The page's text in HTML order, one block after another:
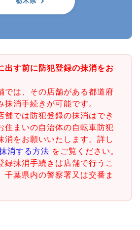
出す前に防犯登録の抹消をお
では、その店舗がある都道府
抹消手続きが可能です。
では防犯登録の抹消はでき
住まいの自治体の自転車防犯
消をお願いいたします。詳し
消する方法 をご覧ください。
抹消手続きは店舗で行うこ
千葉県内の警察署又は交番ま